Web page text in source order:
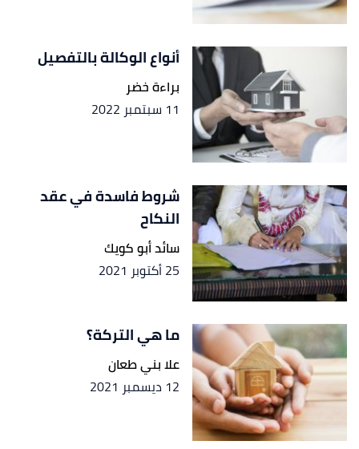
أنواع الوكالة بالتفصيل
براءة خضر
11 سبتمبر 2022
شروط فاسدة في عقد
النكاح
سائد أبو كويك
25 أكتوبر 2021
ما هي التركة؟
علا بني طعان
12 ديسمبر 2021